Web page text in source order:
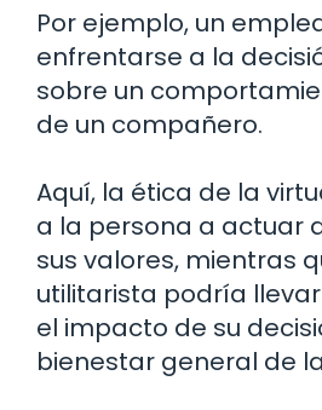
Por ejemplo, un
enfrentarse a la
sobre un
de un compañero.
Aquí, la ética de la
a la persona a actuar
sus valores, mientras
utilitarista podría
el impacto de su
bienestar general de